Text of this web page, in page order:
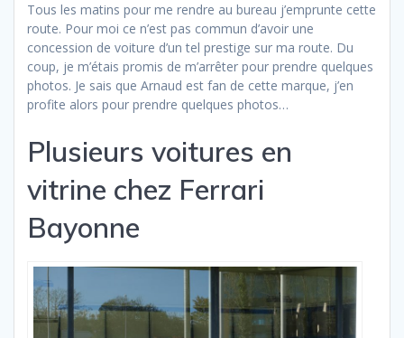
Tous les matins pour me rendre au bureau j’emprunte cette
route. Pour moi ce n’est pas commun d’avoir une
concession de voiture d’un tel prestige sur ma route. Du
coup, je m’étais promis de m’arrêter pour prendre quelques
photos. Je sais que Arnaud est fan de cette marque, j’en
profite alors pour prendre quelques photos…
Plusieurs voitures en
vitrine chez Ferrari
Bayonne